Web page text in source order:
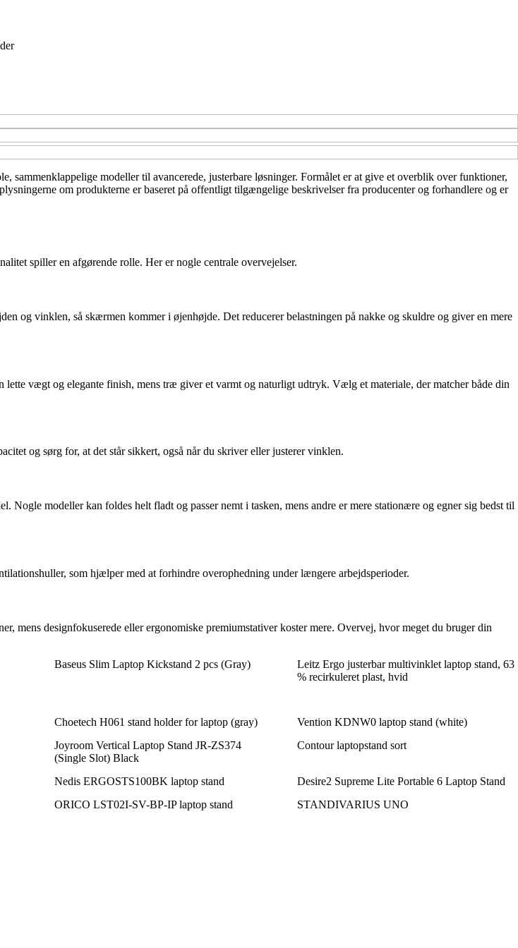
sammenklappelige modeller til avancerede, justerbare løsninger. Formålet er at give et overblik over funktioner,
om produkterne er baseret på offentligt tilgængelige beskrivelser fra producenter og forhandlere og er
spiller en afgørende rolle. Her er nogle centrale overvejelser.
og vinklen, så skærmen kommer i øjenhøjde. Det reducerer belastningen på nakke og skuldre og giver en mere
vægt og elegante finish, mens træ giver et varmt og naturligt udtryk. Vælg et materiale, der matcher både din
og sørg for, at det står sikkert, også når du skriver eller justerer vinklen.
modeller kan foldes helt fladt og passer nemt i tasken, mens andre er mere stationære og egner sig bedst til
som hjælper med at forhindre overophedning under længere arbejdsperioder.
mens designfokuserede eller ergonomiske premiumstativer koster mere. Overvej, hvor meget du bruger din
Baseus Slim Laptop Kickstand 2 pcs (Gray)
Leitz Ergo justerbar multivinklet laptop stand, 63
% recirkuleret plast, hvid
Choetech H061 stand holder for laptop (gray)
Vention KDNW0 laptop stand (white)
Joyroom Vertical Laptop Stand JR-ZS374
(Single Slot) Black
Contour laptopstand sort
Nedis ERGOSTS100BK laptop stand
Desire2 Supreme Lite Portable 6 Laptop Stand
ORICO LST02I-SV-BP-IP laptop stand STANDIVARIUS UNO